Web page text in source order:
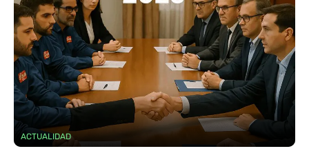
ACTUALIDAD